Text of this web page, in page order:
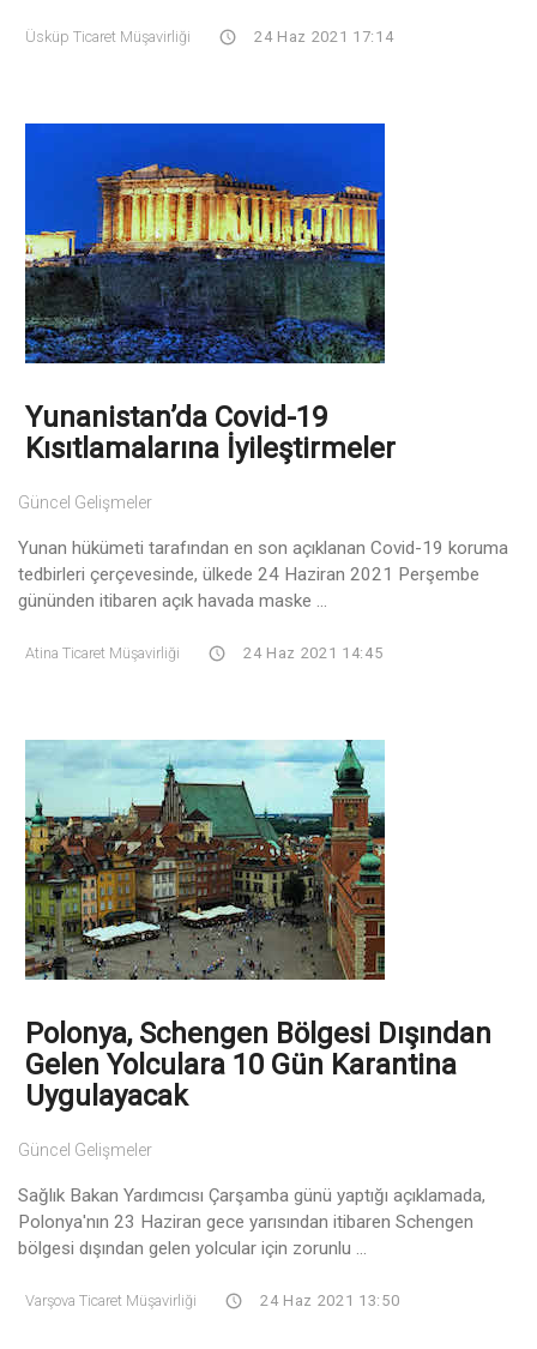
Üsküp Ticaret Müşavirliği 24 Haz 2021 17:14
Yunanistan’da Covid-19
Kısıtlamalarına İyileştirmeler
Güncel Gelişmeler
Yunan hükümeti tarafından en son açıklanan Covid-19 koruma
tedbirleri çerçevesinde, ülkede 24 Haziran 2021 Perşembe
gününden itibaren açık havada maske ...
Atina Ticaret Müşavirliği 24 Haz 2021 14:45
Polonya, Schengen Bölgesi Dışından
Gelen Yolculara 10 Gün Karantina
Uygulayacak
Güncel Gelişmeler
Sağlık Bakan Yardımcısı Çarşamba günü yaptığı açıklamada,
Polonya'nın 23 Haziran gece yarısından itibaren Schengen
bölgesi dışından gelen yolcular için zorunlu ...
Varşova Ticaret Müşavirliği 24 Haz 2021 13:50